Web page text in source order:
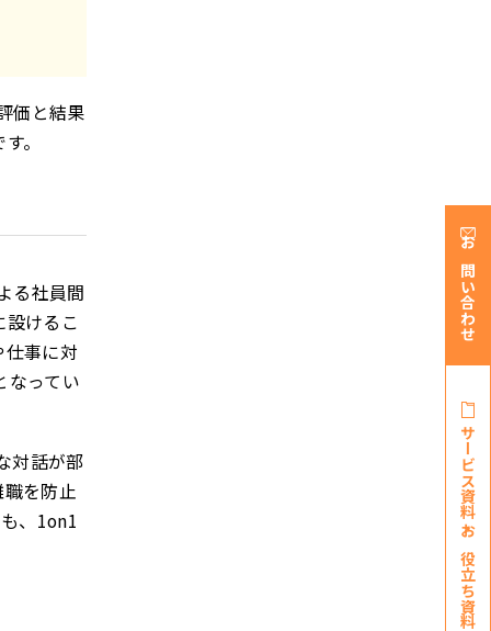
価と結果
。
る社員間
けるこ
事に対
なってい
対話が部
を防止
、1on1
お問い合わせ
サービス資料・
お役立ち資料